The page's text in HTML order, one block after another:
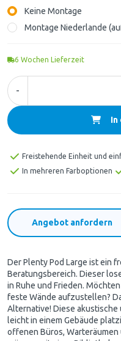
Keine Montage
Montage Niederlande
6 Wochen Lieferzeit
-
In
Freistehende Einheit und
In mehreren Farboptionen
Angebot anfordern
Der Plenty Pod Large ist ein
Beratungsbereich. Dieser
in Ruhe und Frieden.
feste Wände aufzustellen?
Alternative! Diese akustische
leicht in einem Gebäude
offenen Büros,